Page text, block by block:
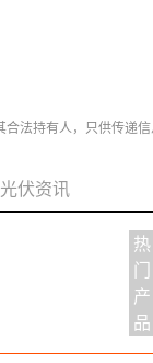
法持有人，只供传递
光伏资讯
热
门
产
品